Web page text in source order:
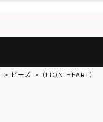
ビーズ （LION HEART）